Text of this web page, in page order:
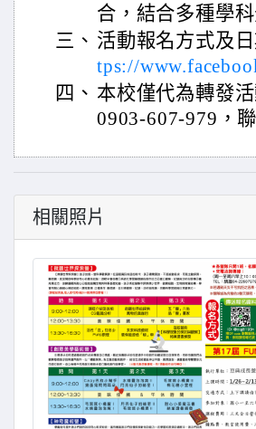
合，結合多種學
三、 活動報名方式及
tps://
四、 本校僅代為轉發
0903-607-979，
相關照片